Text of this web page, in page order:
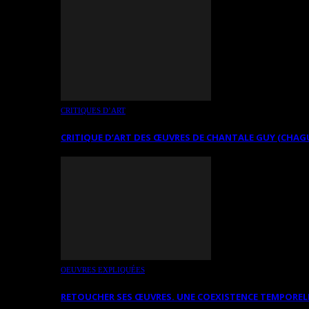
CRITIQUES D’ART
CRITIQUE D’ART DES ŒUVRES DE CHANTALE GUY
OEUVRES EXPLIQUÉES
RETOUCHER SES ŒUVRES. UNE COEXISTENCE